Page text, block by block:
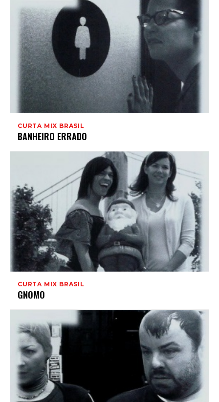
CURTA MIX BRASIL
BANHEIRO ERRADO
CURTA MIX BRASIL
GNOMO